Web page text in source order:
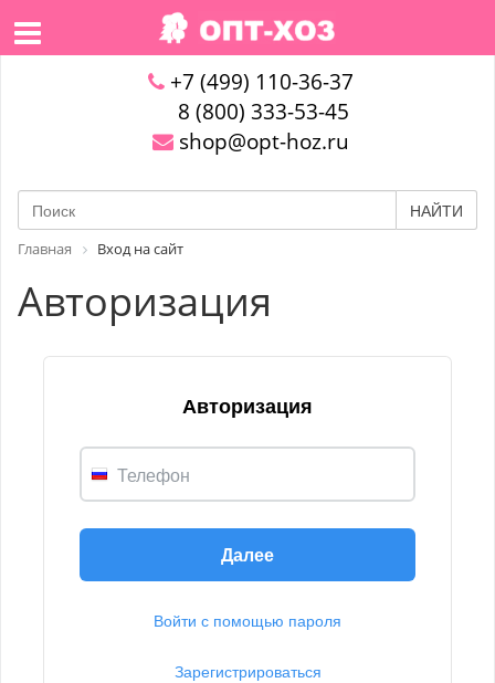
+7 (499) 110-36-37
8 (800) 333-53-45
shop@opt-hoz.ru
НАЙТИ
Главная Вход на сайт
Авторизация
Авторизация
Телефон
Далее
Войти с помощью пароля
Зарегистрироваться